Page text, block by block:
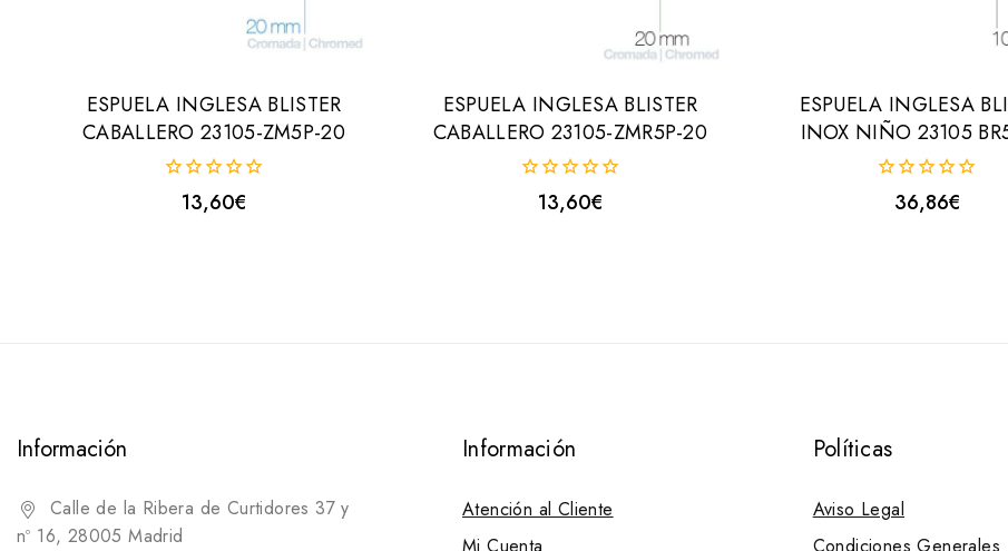
ESPUELA INGLESA BLISTER
CABALLERO 23105-ZM5P-20
fuera
13,60€
ESPUELA INGLESA BLISTER
CABALLERO 23105-ZMR5P-20
fuera
13,60€
ESPUELA INGLESA
INOX NIÑO 23105
fuera
36,86€
Información
Calle de la Ribera de Curtidores 37 y
nº 16, 28005 Madrid
Información
Atención al Cliente
Políticas
Aviso Legal